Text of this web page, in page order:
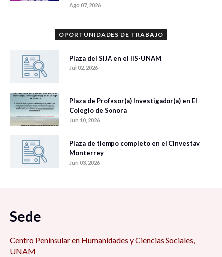
Ago 07, 2026
OPORTUNIDADES DE TRABAJO
Plaza del SIJA en el IIS-UNAM
Jul 02, 2026
Plaza de Profesor(a) Investigador(a) en El
Colegio de Sonora
Jun 10, 2026
Plaza de tiempo completo en el Cinvestav
Monterrey
Jun 03, 2026
Sede
Centro Peninsular en Humanidades y Ciencias Sociales,
UNAM